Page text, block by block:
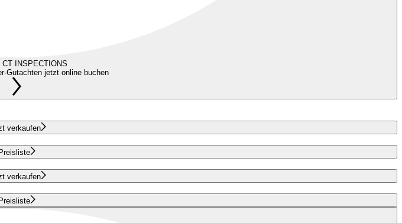
INSPECTIONS
Gutachten jetzt online buchen
verkaufen
verkaufen